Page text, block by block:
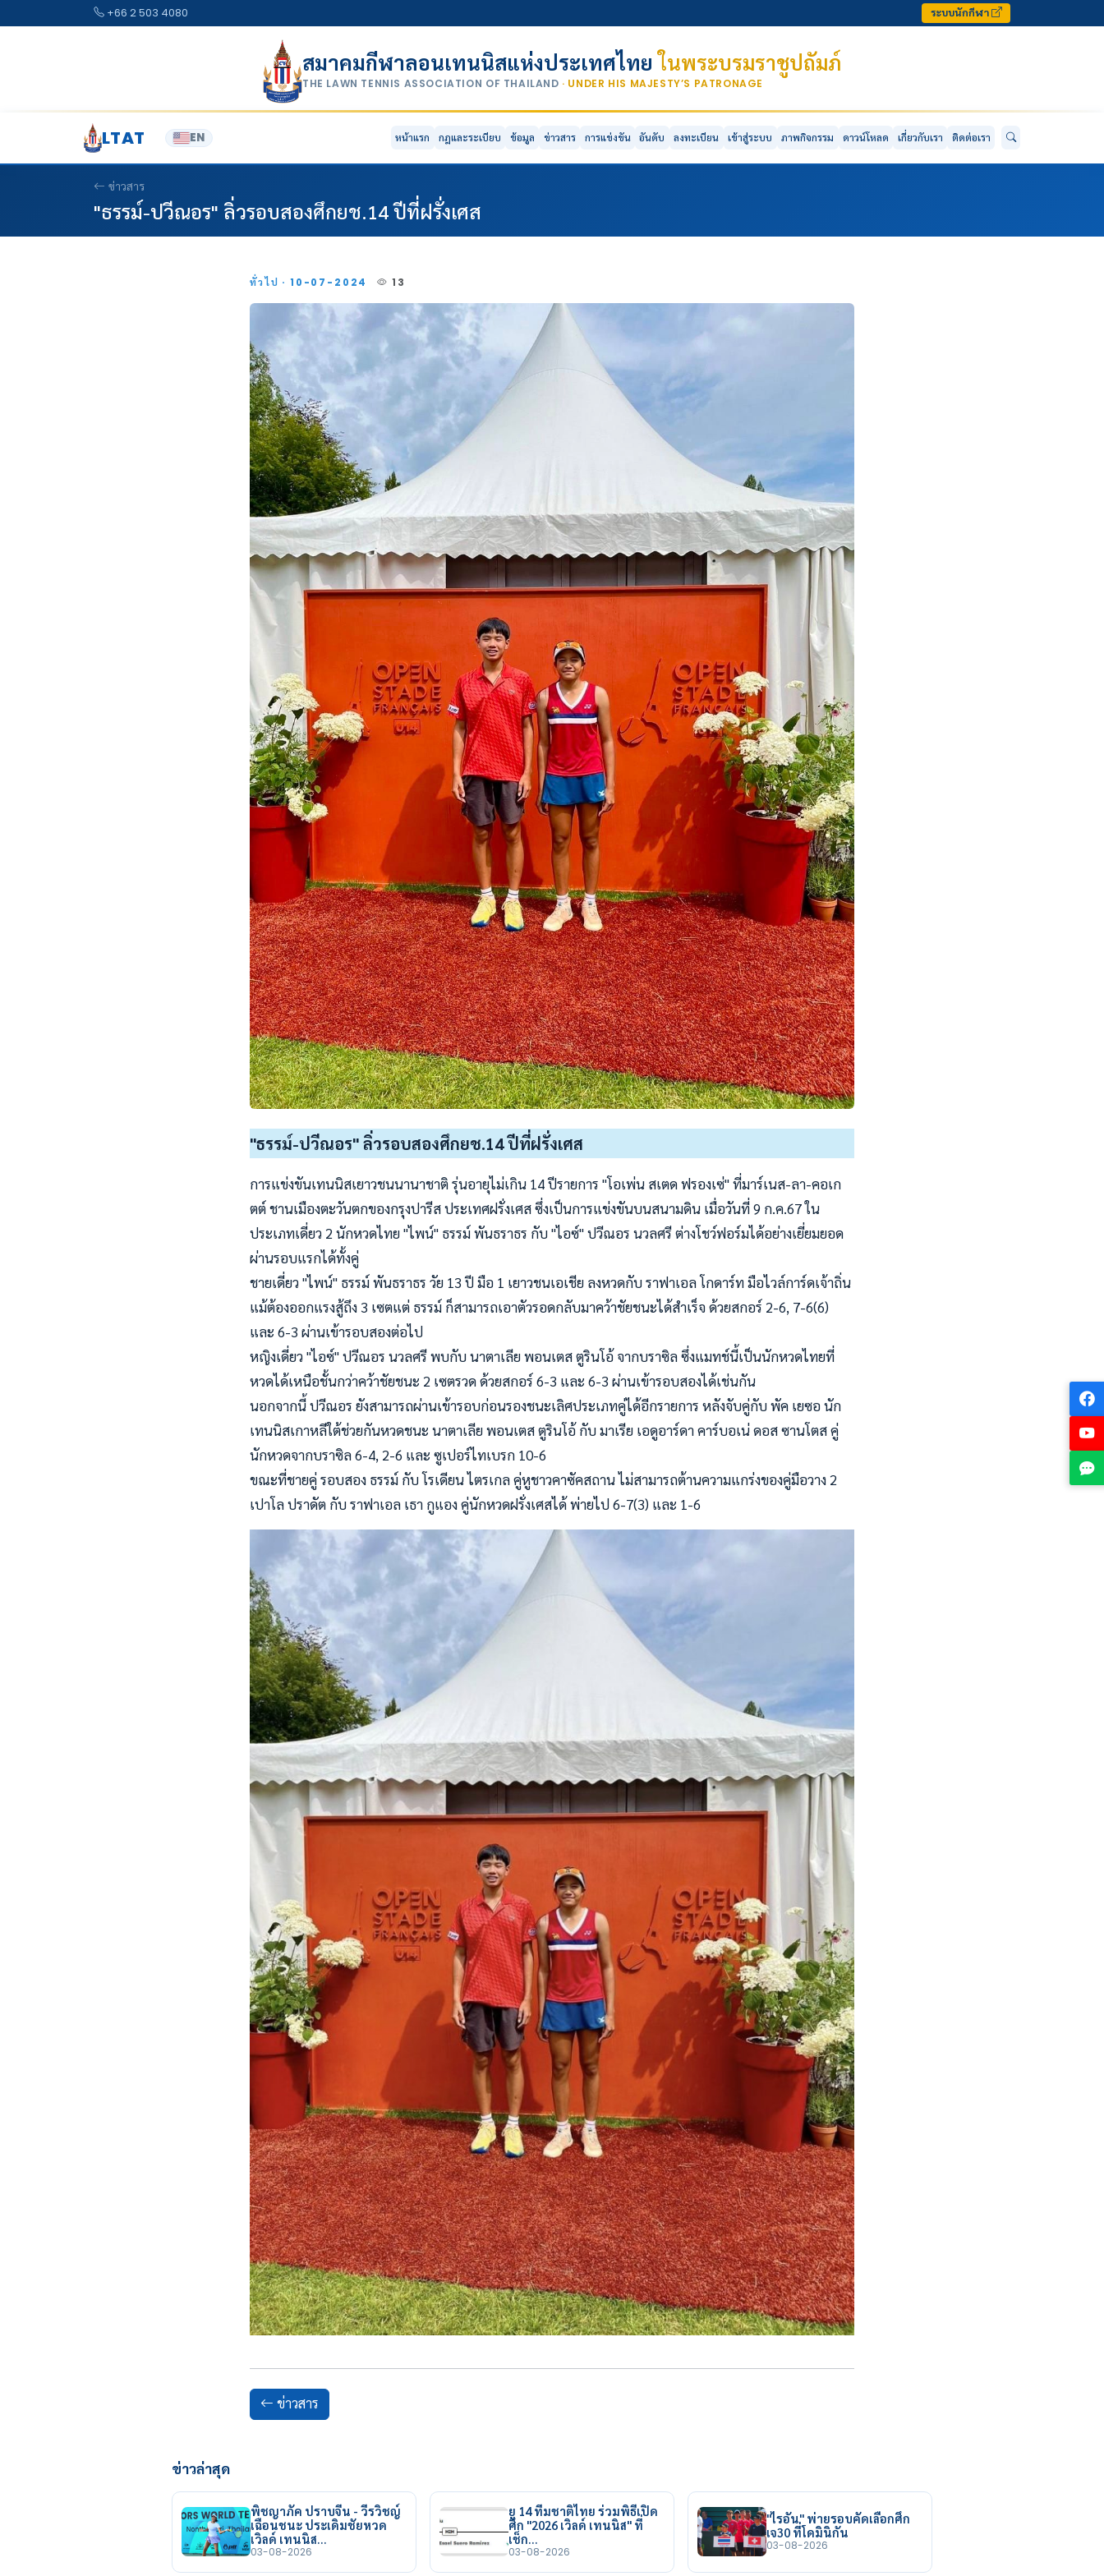
+66 2 503 4080 ระบบนักกีฬา
สมาคมกีฬาลอนเทนนิสแห่งประเทศไทยในพระบรมราชูปถัมภ์
THE LAWN TENNIS ASSOCIATION OF THAILAND · UNDER HIS MAJESTY’S PATRONAGE
LTAT EN หน้าแรก กฎและระเบียบ ข้อมูล ข่าวสาร การแข่งขัน อันดับ ลงทะเบียน เข้าสู่ระบบ ภาพกิจกรรม ดาวน์โหลด เกี่ยวกับเรา ติดต่อเรา
ข่าวสาร
"ธรรม์-ปวีณอร" ลิ่วรอบสองศึกยช.14 ปีที่ฝรั่งเศส
ทั่วไป · 10-07-2024 13
"ธรรม์-ปวีณอร" ลิ่วรอบสองศึกยช.14 ปีที่ฝรั่งเศส
การแข่งขันเทนนิสเยาวชนนานาชาติ รุ่นอายุไม่เกิน 14 ปีรายการ "โอเพ่น สเตด ฟรองเซ่" ที่มาร์เนส-ลา-คอเก
ตต์ ชานเมืองตะวันตกของกรุงปารีส ประเทศฝรั่งเศส ซึ่งเป็นการแข่งขันบนสนามดิน เมื่อวันที่ 9 ก.ค.67 ใน
ประเภทเดี่ยว 2 นักหวดไทย "ไพน์" ธรรม์ พันธราธร กับ "ไอซ์" ปวีณอร นวลศรี ต่างโชว์ฟอร์มได้อย่างเยี่ยมยอด
ผ่านรอบแรกได้ทั้งคู่
ชายเดี่ยว "ไพน์" ธรรม์ พันธราธร วัย 13 ปี มือ 1 เยาวชนเอเชีย ลงหวดกับ ราฟาเอล โกดาร์ท มือไวล์การ์ดเจ้าถิ่น
แม้ต้องออกแรงสู้ถึง 3 เซตแต่ ธรรม์ ก็สามารถเอาตัวรอดกลับมาคว้าชัยชนะได้สำเร็จ ด้วยสกอร์ 2-6, 7-6(6)
และ 6-3 ผ่านเข้ารอบสองต่อไป
หญิงเดี่ยว "ไอซ์" ปวีณอร นวลศรี พบกับ นาตาเลีย พอนเตส ตูรินโอ้ จากบราซิล ซึ่งแมทช์นี้เป็นนักหวดไทยที่
หวดได้เหนือชั้นกว่าคว้าชัยชนะ 2 เซตรวด ด้วยสกอร์ 6-3 และ 6-3 ผ่านเข้ารอบสองได้เช่นกัน
นอกจากนี้ ปวีณอร ยังสามารถผ่านเข้ารอบก่อนรองชนะเลิศประเภทคู่ได้อีกรายการ หลังจับคู่กับ พัค เยซอ นัก
เทนนิสเกาหลีใต้ช่วยกันหวดชนะ นาตาเลีย พอนเตส ตูรินโอ้ กับ มาเรีย เอดูอาร์ดา คาร์บอเน่ ดอส ซานโตส คู่
นักหวดจากบราซิล 6-4, 2-6 และ ซูเปอร์ไทเบรก 10-6
ขณะที่ชายคู่ รอบสอง ธรรม์ กับ โรเดียน ไตรเกล คู่หูชาวคาซัคสถาน ไม่สามารถต้านความแกร่งของคู่มือวาง 2
เปาโล ปราดัต กับ ราฟาเอล เธา กูแอง คู่นักหวดฝรั่งเศสได้ พ่ายไป 6-7(3) และ 1-6
ข่าวสาร
ข่าวล่าสุด
พิชญาภัค ปราบจีน - วีรวิชญ์
เฉือนชนะ ประเดิมชัยหวด
เวิลด์ เทนนิส…
03-08-2026
ยู 14 ทีมชาติไทย ร่วมพิธีเปิด
ศึก "2026 เวิลด์ เทนนิส" ที่
เช็ก…
03-08-2026
"ไรอัน" พ่ายรอบคัดเลือกศึก
เจ30 ที่โดมินิกัน
03-08-2026